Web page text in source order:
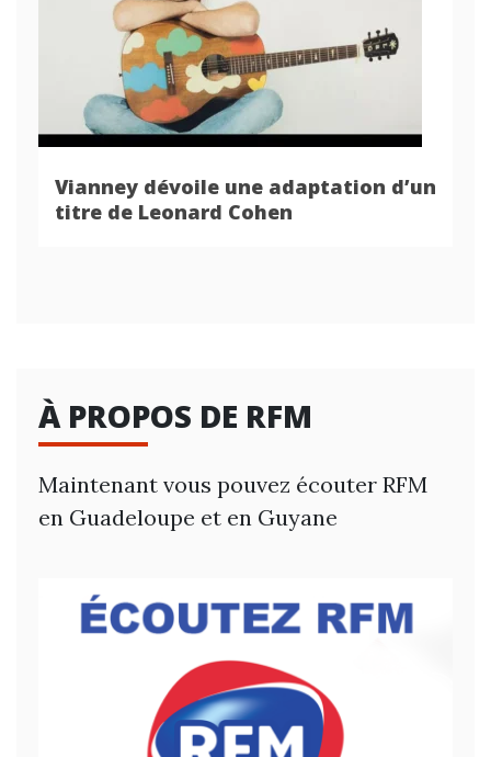
Vianney dévoile une adaptation d’un
titre de Leonard Cohen
À PROPOS DE RFM
Maintenant vous pouvez écouter RFM
en Guadeloupe et en Guyane